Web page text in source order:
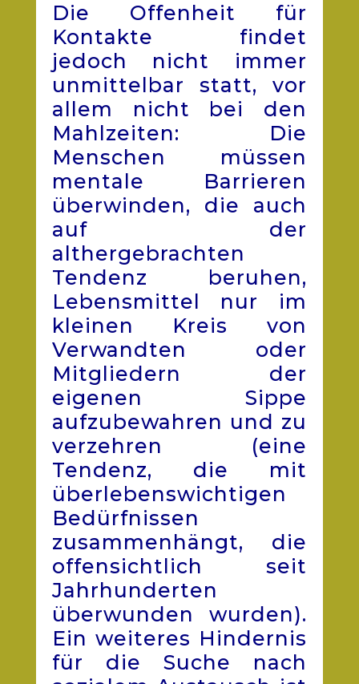
Die Offenheit für
Kontakte findet
jedoch nicht immer
unmittelbar statt, vor
allem nicht bei den
Mahlzeiten: Die
Menschen müssen
mentale Barrieren
überwinden, die auch
auf der
althergebrachten
Tendenz beruhen,
Lebensmittel nur im
kleinen Kreis von
Verwandten oder
Mitgliedern der
eigenen Sippe
aufzubewahren und zu
verzehren (eine
Tendenz, die mit
überlebenswichtigen
Bedürfnissen
zusammenhängt, die
offensichtlich seit
Jahrhunderten
überwunden wurden).
Ein weiteres Hindernis
für die Suche nach